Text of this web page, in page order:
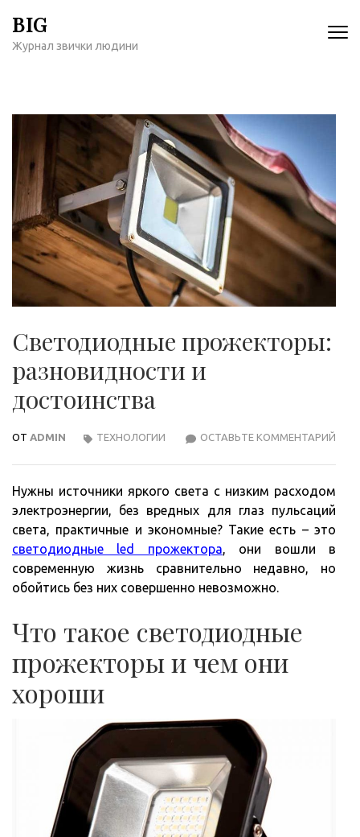
содержимому
BIG
Журнал звички людини
Светодиодные прожекторы:
разновидности и
достоинства
ОТ ADMIN ОСТАВЬТЕ КОММЕНТАРИЙ
ТЕХНОЛОГИИ
Нужны источники яркого света с низким расходом
электроэнергии, без вредных для глаз пульсаций
света, практичные и экономные? Такие есть – это
светодиодные led прожектора, они вошли в
современную жизнь сравнительно недавно, но
обойтись без них совершенно невозможно.
Что такое светодиодные
прожекторы и чем они
хороши